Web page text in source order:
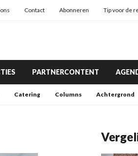
Contact Abonneren Tip voor de
PARTNERCONTENT
Catering Columns Achtergrond